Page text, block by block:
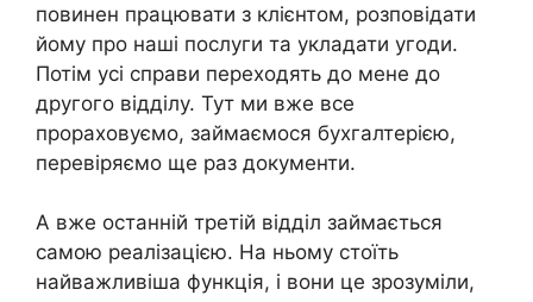
повинен працювати з клієнтом, розповідати
йому про наші послуги та укладати угоди.
Потім усі справи переходять до мене до
другого відділу. Тут ми вже все
прораховуємо, займаємося бухгалтерією,
перевіряємо ще раз документи.
А вже останній третій відділ займається
самою реалізацією. На ньому стоїть
найважливіша функція, і вони це зрозуміли,